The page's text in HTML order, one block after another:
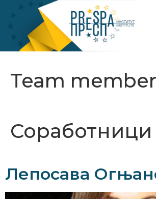
Team
Соработници
Лепосава